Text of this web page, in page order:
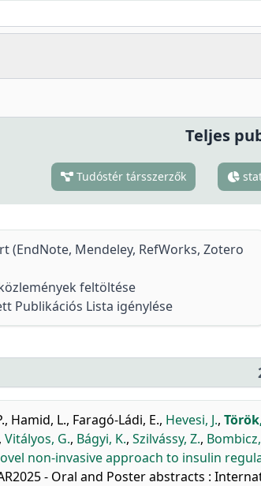
Teljes
Tudóstér társszerzők
(EndNote, Mendeley, RefWorks, Zotero
feltöltése
Publikációs Lista igénylése
, Hamid, L., Faragó-Ládi, E., Hevesi, J.,
, Vitályos, G., Bágyi, K., Szilvássy, Z.,
non-invasive approach to insulin
- Oral and Poster abstracts :